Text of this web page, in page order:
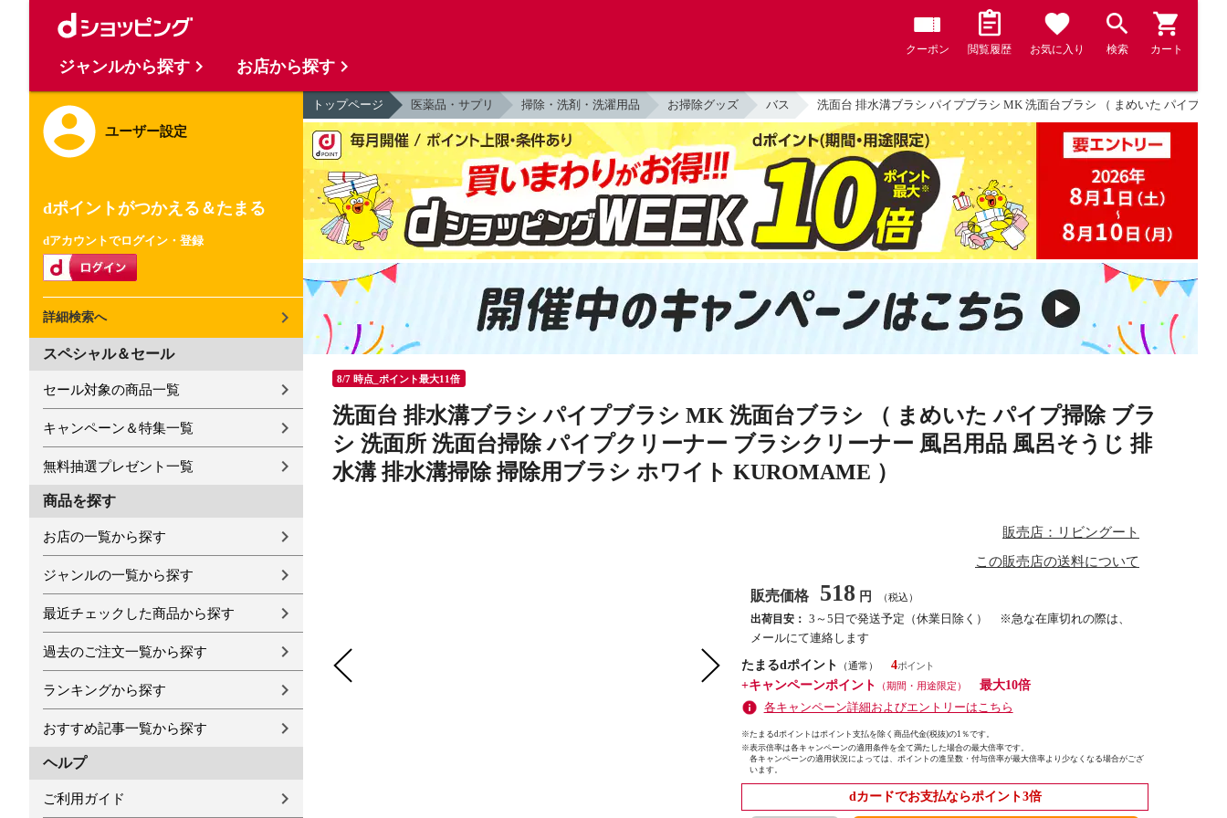
クーポン 閲覧履歴 お気に入り 検索 カート
ユーザー設定
dポイントがつかえる＆たまる
dアカウントでログイン・登録
詳細検索へ
スペシャル＆セール
セール対象の商品一覧
キャンペーン＆特集一覧
無料抽選プレゼント一覧
商品を探す
お店の一覧から探す
ジャンルの一覧から探す
最近チェックした商品から探す
過去のご注文一覧から探す
ランキングから探す
おすすめ記事一覧から探す
ヘルプ
ご利用ガイド
トップページ 医薬品・サプリ 掃除・洗剤・洗濯用品 お掃除グッズ バス 洗面台 排水溝ブラシ パイプブラシ MK 洗面台ブラシ （ まめいた パイプ掃
8/7 時点_ポイント最大11倍
洗面台 排水溝ブラシ パイプブラシ MK 洗面台ブラシ （ まめいた パイプ掃除 ブラ
シ 洗面所 洗面台掃除 パイプクリーナー ブラシクリーナー 風呂用品 風呂そうじ 排
水溝 排水溝掃除 掃除用ブラシ ホワイト KUROMAME ）
販売店：リビングート
この販売店の送料について
販売価格 518 円 （税込）
出荷目安： 3～5日で発送予定（休業日除く） ※急な在庫切れの際は、
メールにて連絡します
たまるdポイント
（通常）
4
+キャンペーンポイント
（期間・用途限定）
最大10倍
各キャンペーン詳細およびエントリーはこちら
※たまるdポイントはポイント支払を除く商品代金(税抜)の1％です。
※表示倍率は各キャンペーンの適用条件を全て満たした場合の最大倍率です。
各キャンペーンの適用状況によっては、ポイントの進呈数・付与倍率が最大倍率より少なくなる場合がござ
います。
dカードでお支払ならポイント3倍
ジャンルから探す お店から探す